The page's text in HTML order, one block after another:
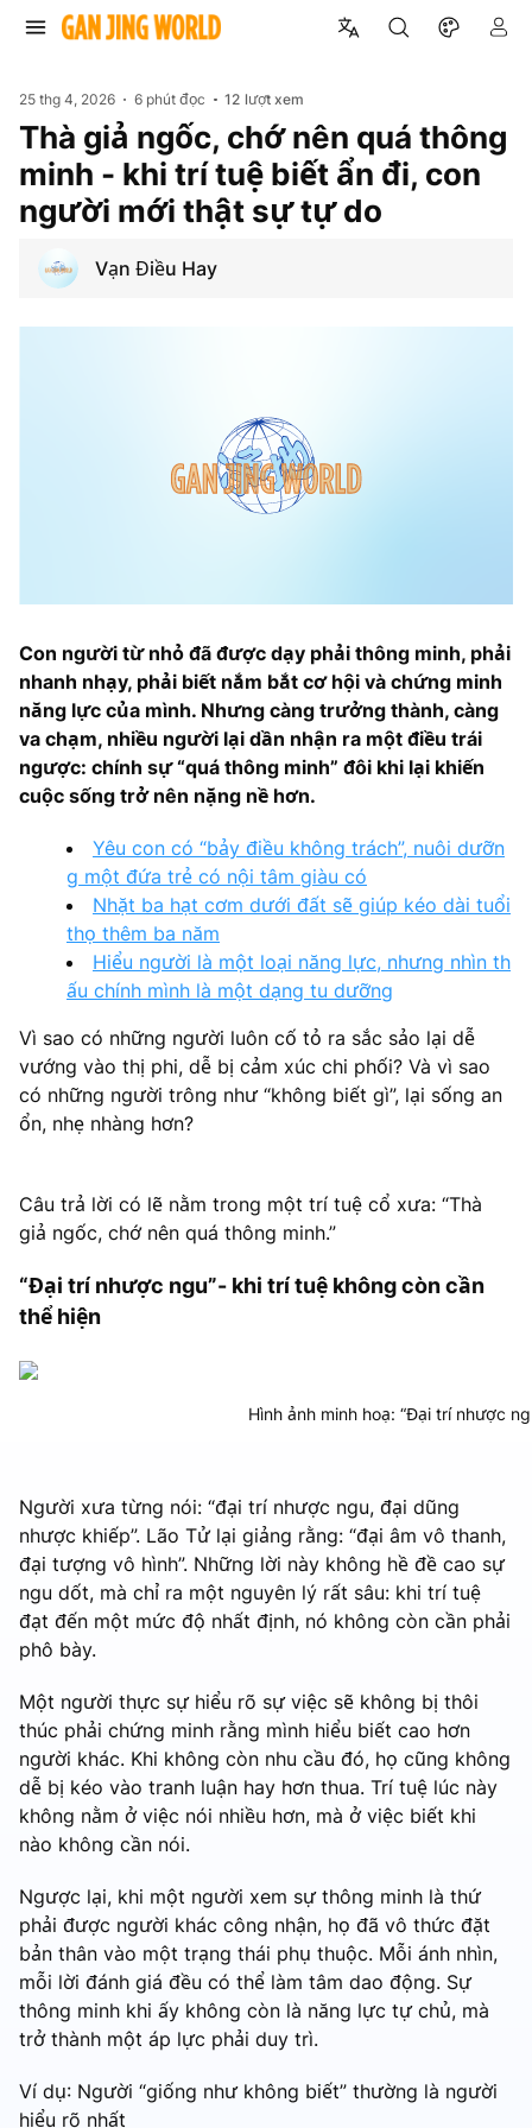
25 thg 4, 2026 6 phút đọc 12 lượt xem
Thà giả ngốc, chớ nên quá thông
minh - khi trí tuệ biết ẩn đi, con
người mới thật sự tự do
Vạn Điều Hay
Con người từ nhỏ đã được dạy phải thông minh, phải
nhanh nhạy, phải biết nắm bắt cơ hội và chứng minh
năng lực của mình. Nhưng càng trưởng thành, càng
va chạm, nhiều người lại dần nhận ra một điều trái
ngược: chính sự “quá thông minh” đôi khi lại khiến
cuộc sống trở nên nặng nề hơn.
Yêu con có “bảy điều không trách”, nuôi dưỡn
g một đứa trẻ có nội tâm giàu có
Nhặt ba hạt cơm dưới đất sẽ giúp kéo dài tuổi
thọ thêm ba năm
Hiểu người là một loại năng lực, nhưng nhìn th
ấu chính mình là một dạng tu dưỡng
Vì sao có những người luôn cố tỏ ra sắc sảo lại dễ
vướng vào thị phi, dễ bị cảm xúc chi phối? Và vì sao
có những người trông như “không biết gì”, lại sống an
ổn, nhẹ nhàng hơn?
Câu trả lời có lẽ nằm trong một trí tuệ cổ xưa: “Thà
giả ngốc, chớ nên quá thông minh.”
“Đại trí nhược ngu”- khi trí tuệ không còn cần
thể hiện
Hình ảnh minh hoạ: “Đại trí nhược
Người xưa từng nói: “đại trí nhược ngu, đại dũng
nhược khiếp”. Lão Tử lại giảng rằng: “đại âm vô thanh,
đại tượng vô hình”. Những lời này không hề đề cao sự
ngu dốt, mà chỉ ra một nguyên lý rất sâu: khi trí tuệ
đạt đến một mức độ nhất định, nó không còn cần phải
phô bày.
Một người thực sự hiểu rõ sự việc sẽ không bị thôi
thúc phải chứng minh rằng mình hiểu biết cao hơn
người khác. Khi không còn nhu cầu đó, họ cũng không
dễ bị kéo vào tranh luận hay hơn thua. Trí tuệ lúc này
không nằm ở việc nói nhiều hơn, mà ở việc biết khi
nào không cần nói.
Ngược lại, khi một người xem sự thông minh là thứ
phải được người khác công nhận, họ đã vô thức đặt
bản thân vào một trạng thái phụ thuộc. Mỗi ánh nhìn,
mỗi lời đánh giá đều có thể làm tâm dao động. Sự
thông minh khi ấy không còn là năng lực tự chủ, mà
trở thành một áp lực phải duy trì.
Ví dụ: Người “giống như không biết” thường là người
hiểu rõ nhất